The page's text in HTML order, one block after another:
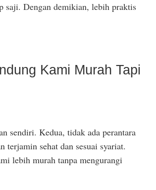
saji. Dengan demikian, lebih praktis
Kami Murah Tapi
sendiri. Kedua, tidak ada perantara
terjamin sehat dan sesuai syariat.
lebih murah tanpa mengurangi